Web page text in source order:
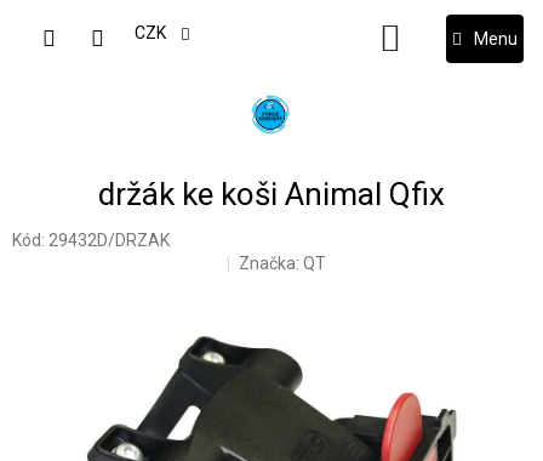
CZK
NÁKUPNÍ
KOŠÍK
držák ke koši Animal Qfix
Kód: 29432D/DRZAK
Značka: QT